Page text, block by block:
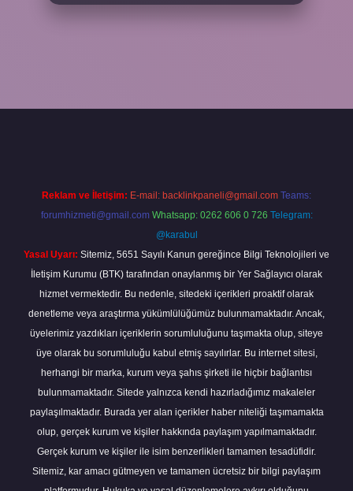
Reklam ve İletişim: E-mail: backlinkpaneli@gmail.com Teams:
forumhizmeti@gmail.com Whatsapp: 0262 606 0 726 Telegram:
@karabul
Yasal Uyarı: Sitemiz, 5651 Sayılı Kanun gereğince Bilgi Teknolojileri ve
İletişim Kurumu (BTK) tarafından onaylanmış bir Yer Sağlayıcı olarak
hizmet vermektedir. Bu nedenle, sitedeki içerikleri proaktif olarak
denetleme veya araştırma yükümlülüğümüz bulunmamaktadır. Ancak,
üyelerimiz yazdıkları içeriklerin sorumluluğunu taşımakta olup, siteye
üye olarak bu sorumluluğu kabul etmiş sayılırlar. Bu internet sitesi,
herhangi bir marka, kurum veya şahıs şirketi ile hiçbir bağlantısı
bulunmamaktadır. Sitede yalnızca kendi hazırladığımız makaleler
paylaşılmaktadır. Burada yer alan içerikler haber niteliği taşımamakta
olup, gerçek kurum ve kişiler hakkında paylaşım yapılmamaktadır.
Gerçek kurum ve kişiler ile isim benzerlikleri tamamen tesadüfidir.
Sitemiz, kar amacı gütmeyen ve tamamen ücretsiz bir bilgi paylaşım